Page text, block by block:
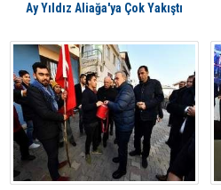
Ay Yıldız Aliağa'ya Çok Yakıştı